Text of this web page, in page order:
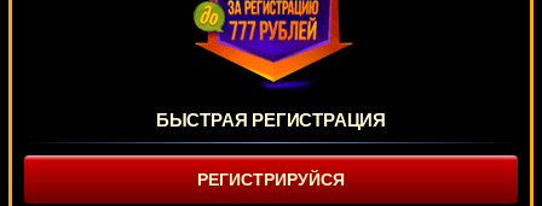
БЫСТРАЯ РЕГИСТРАЦИЯ
РЕГИСТРИРУЙСЯ